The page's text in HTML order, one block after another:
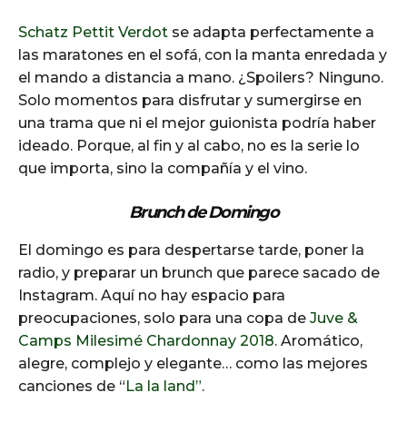
Schatz Pettit Verdot se adapta perfectamente a
las maratones en el sofá, con la manta enredada y
el mando a distancia a mano. ¿Spoilers? Ninguno.
Solo momentos para disfrutar y sumergirse en
una trama que ni el mejor guionista podría haber
ideado. Porque, al fin y al cabo, no es la serie lo
que importa, sino la compañía y el vino.
Brunch de Domingo
El domingo es para despertarse tarde, poner la
radio, y preparar un brunch que parece sacado de
Instagram. Aquí no hay espacio para
preocupaciones, solo para una copa de Juve &
Camps Milesimé Chardonnay 2018. Aromático,
alegre, complejo y elegante… como las mejores
canciones de “La la land”.